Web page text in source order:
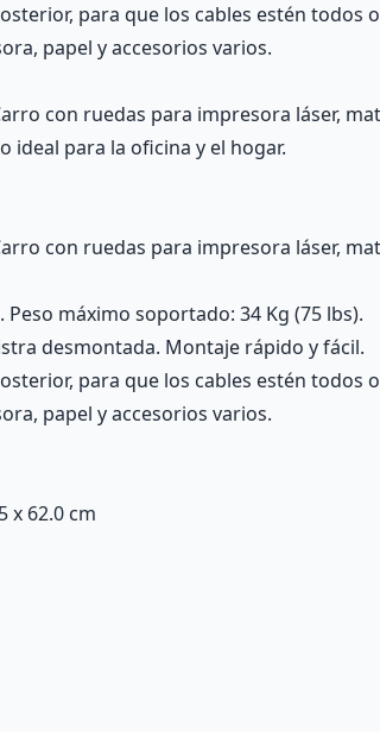
para que los cables estén todos
papel y accesorios varios.
con ruedas para impresora láser,
ideal para la oficina y el hogar.
con ruedas para impresora láser,
máximo soportado: 34 Kg (75 lbs).
desmontada. Montaje rápido y fácil.
para que los cables estén todos
papel y accesorios varios.
x 62.0 cm